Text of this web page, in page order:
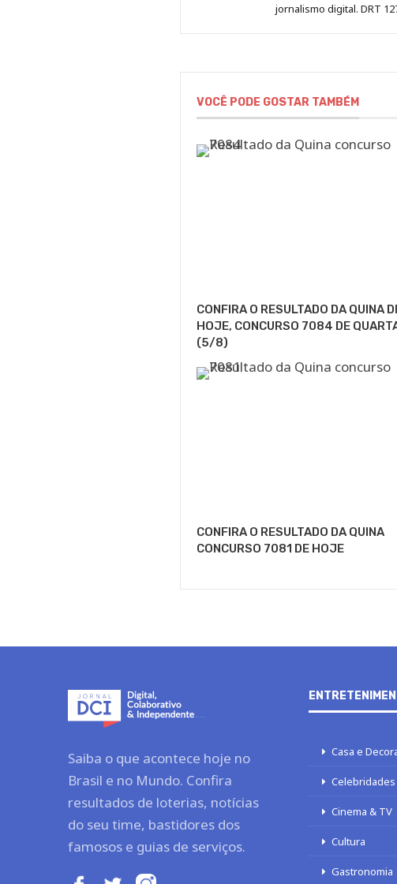
jornalismo digital. DRT
VOCÊ PODE GOSTAR TAMBÉM
CONFIRA O RESULTADO DA QUINA
HOJE, CONCURSO 7084 DE
(5/8)
CONFIRA O RESULTADO DA QUINA
CONCURSO 7081 DE HOJE
Saiba o que acontece hoje no
Brasil e no Mundo. Confira
resultados de loterias, notícias
do seu time, bastidores dos
famosos e guias de serviços.
Casa e
Celebridades
Cinema & TV
Cultura
Gastronomia